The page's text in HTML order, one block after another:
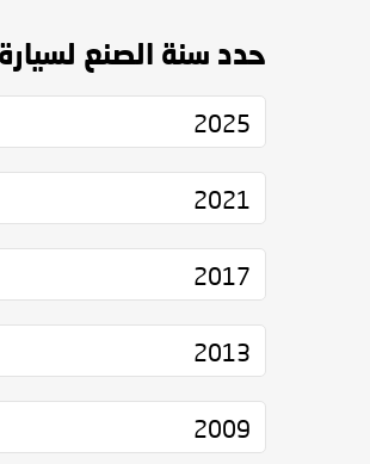
حدد سنة الصنع لسيارة PHANTOM ROLLS-ROYCE
2025
2021
2017
2013
2009